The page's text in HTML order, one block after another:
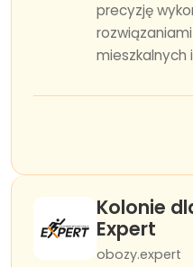
precyzję
mieszkalnych
Kolonie
Expert
obozy.expert